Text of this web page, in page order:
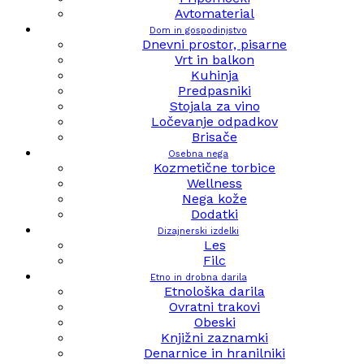
Avtomaterial
Dom in gospodinjstvo
Dnevni prostor, pisarne
Vrt in balkon
Kuhinja
Predpasniki
Stojala za vino
Ločevanje odpadkov
Brisače
Osebna nega
Kozmetične torbice
Wellness
Nega kože
Dodatki
Dizajnerski izdelki
Les
Filc
Etno in drobna darila
Etnološka darila
Ovratni trakovi
Obeski
Knjižni zaznamki
Denarnice in hranilniki